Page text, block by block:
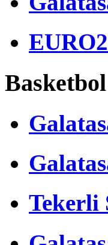
Basketbol
Tekerli